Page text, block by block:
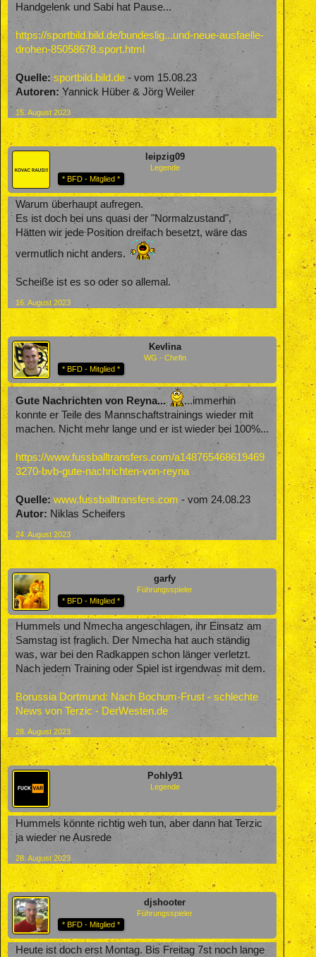
Handgelenk und Sabi hat Pause...
https://sportbild.bild.de/bundeslig...und-neue-ausfaelle-
drohen-85058678.sport.html
Quelle: sportbild.bild.de - vom 15.08.23
Autoren: Yannick Hüber & Jörg Weiler
15. August 2023
leipzig09
Legende
* BFD - Mitglied *
Warum überhaupt aufregen.
Es ist doch bei uns quasi der "Normalzustand".
Hätten wir jede Position dreifach besetzt, wäre das
vermutlich nicht anders.
Scheiße ist es so oder so allemal.
16. August 2023
Kevlina
WG - Chefin
* BFD - Mitglied *
Gute Nachrichten von Reyna...
...immerhin
konnte er Teile des Mannschaftstrainings wieder mit
machen. Nicht mehr lange und er ist wieder bei 100%...
https://www.fussballtransfers.com/a148765468619469
3270-bvb-gute-nachrichten-von-reyna
Quelle: www.fussballtransfers.com - vom 24.08.23
Autor:Niklas Scheifers
24. August 2023
garfy
Führungsspieler
* BFD - Mitglied *
Hummels und Nmecha angeschlagen, ihr Einsatz am
Samstag ist fraglich. Der Nmecha hat auch ständig
was, war bei den Radkappen schon länger verletzt.
Nach jedem Training oder Spiel ist irgendwas mit dem.
Borussia Dortmund: Nach Bochum-Frust - schlechte
News von Terzic - DerWesten.de
28. August 2023
Pohly91
Legende
Hummels könnte richtig weh tun, aber dann hat Terzic
ja wieder ne Ausrede
28. August 2023
djshooter
Führungsspieler
* BFD - Mitglied *
Heute ist doch erst Montag. Bis Freitag 7st noch lange